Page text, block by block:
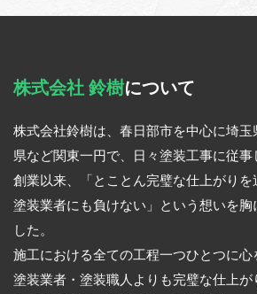
株式会社 鈴樹について
株式会社鈴樹は、春日部市を中心に埼玉
県など関東一円で、日々塗装工事に従事
創業以来、「とことん完璧な仕上がりを
塗装業者にも負けない」という想いを胸
した。
施工における全ての工程一つひとつに心
塗装業者・塗装職人よりも完璧な仕上が